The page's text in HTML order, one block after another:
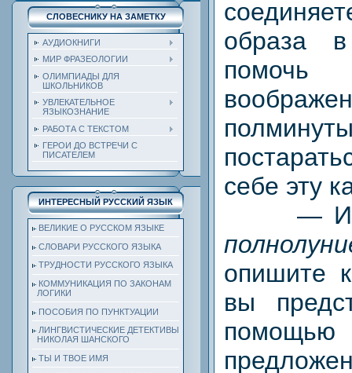
СЛОВЕСНИКУ НА ЗАМЕТКУ
АУДИОКНИГИ
МИР ФРАЗЕОЛОГИИ
ОЛИМПИАДЫ ДЛЯ
ШКОЛЬНИКОВ
УВЛЕКАТЕЛЬНОЕ
ЯЗЫКОЗНАНИЕ
РАБОТА С ТЕКСТОМ
ГЕРОИ ДО ВСТРЕЧИ С
ПИСАТЕЛЕМ
ИНТЕРЕСНЫЙ РУССКИЙ ЯЗЫК
ВЕЛИКИЕ О РУССКОМ ЯЗЫКЕ
СЛОВАРИ РУССКОГО ЯЗЫКА
ТРУДНОСТИ РУССКОГО ЯЗЫКА
КОММУНИКАЦИЯ ПО ЗАКОНАМ
ЛОГИКИ
ПОСОБИЯ ПО ПУНКТУАЦИИ
ЛИНГВИСТИЧЕСКИЕ ДЕТЕКТИВЫ
НИКОЛАЯ ШАНСКОГО
ТЫ И ТВОЕ ИМЯ
образа
себе эту
—
опишите
вы
помощью